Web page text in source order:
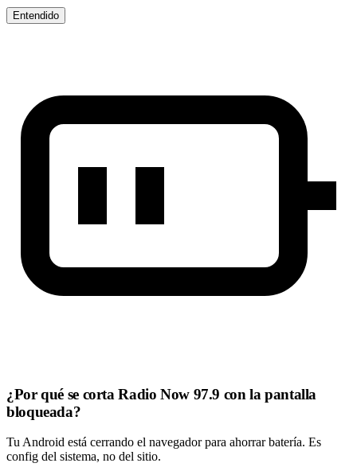
Entendido
¿Por qué se corta Radio Now 97.9 con la pantalla
bloqueada?
Tu Android está cerrando el navegador para ahorrar batería. Es
config del sistema, no del sitio.